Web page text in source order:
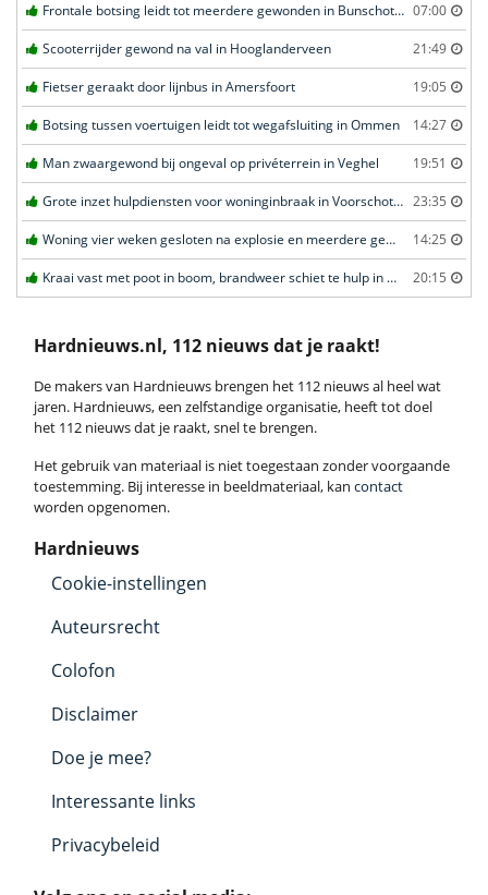
Frontale botsing leidt tot meerdere gewonden in Bunschoten-Spakenburg 07:00
Scooterrijder gewond na val in Hooglanderveen 21:49
Fietser geraakt door lijnbus in Amersfoort 19:05
Botsing tussen voertuigen leidt tot wegafsluiting in Ommen 14:27
Man zwaargewond bij ongeval op privéterrein in Veghel 19:51
Grote inzet hulpdiensten voor woninginbraak in Voorschoten 23:35
Woning vier weken gesloten na explosie en meerdere geweldsincidenten in Leiden 14:25
Kraai vast met poot in boom, brandweer schiet te hulp in Barneveld 20:15
Hardnieuws.nl, 112 nieuws dat je raakt!
De makers van Hardnieuws brengen het 112 nieuws al heel wat
jaren. Hardnieuws, een zelfstandige organisatie, heeft tot doel
het 112 nieuws dat je raakt, snel te brengen.
Het gebruik van materiaal is niet toegestaan zonder voorgaande
toestemming. Bij interesse in beeldmateriaal, kan contact
worden opgenomen.
Hardnieuws
Cookie-instellingen
Auteursrecht
Colofon
Disclaimer
Doe je mee?
Interessante links
Privacybeleid